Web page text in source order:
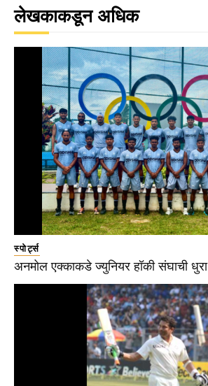
लेखकाकडून अधिक
स्पोर्ट्स
अनमोल एक्काकडे ज्युनियर हॉकी संघाची धुरा